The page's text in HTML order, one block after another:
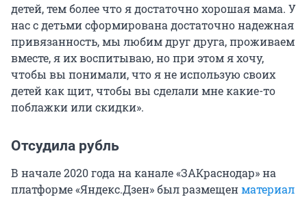
детей, тем более что я достаточно хорошая мама. У
нас с детьми сформирована достаточно надежная
привязанность, мы любим друг друга, проживаем
вместе, я их воспитываю, но при этом я хочу,
чтобы вы понимали, что я не использую своих
детей как щит, чтобы вы сделали мне какие-то
поблажки или скидки».
Отсудила рубль
В начале 2020 года на канале «ЗАКраснодар» на
платформе «Яндекс.Дзен» был размещенматериал